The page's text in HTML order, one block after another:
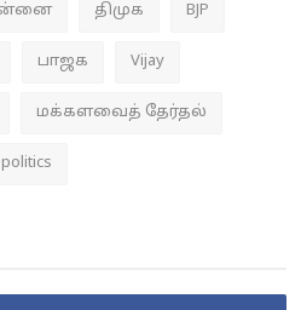
திமுக BJP
பாஜக Vijay
மக்களவைத் தேர்தல்
politics